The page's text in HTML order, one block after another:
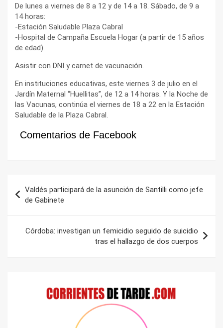
De lunes a viernes de 8 a 12 y de 14 a 18. Sábado, de 9 a
14 horas:
-Estación Saludable Plaza Cabral
-Hospital de Campaña Escuela Hogar (a partir de 15 años
de edad).
Asistir con DNI y carnet de vacunación.
En instituciones educativas, este viernes 3 de julio en el
Jardín Maternal “Huellitas”, de 12 a 14 horas. Y la Noche de
las Vacunas, continúa el viernes de 18 a 22 en la Estación
Saludable de la Plaza Cabral.
Comentarios de Facebook
de
entradas
Valdés participará de la asunción de Santilli como jefe
de Gabinete
Córdoba: investigan un femicidio seguido de suicidio
tras el hallazgo de dos cuerpos